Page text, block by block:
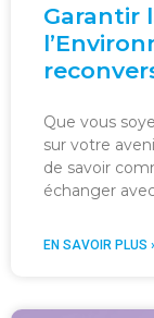
Garantir
Que vous
sur votre
de savoir
échanger
EN SAVOIR PLUS